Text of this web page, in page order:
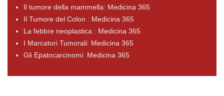
Il tumore della mammella: Medicina 365
Il Tumore del Colon : Medicina 365
La febbre neoplastica : Medicina 365
I Marcatori Tumorali: Medicina 365
Gli Epatocarcinomi: Medicina 365